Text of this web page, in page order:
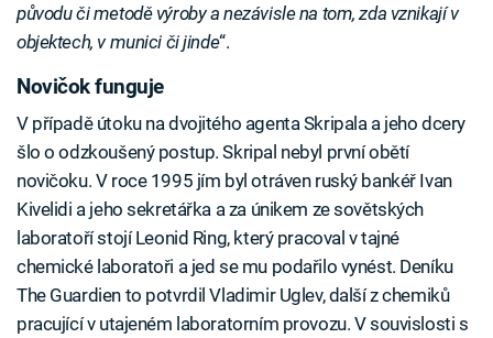
původu či metodě výroby a nezávisle na tom, zda vznikají v
objektech, v munici či jinde“.
Novičok funguje
V případě útoku na dvojitého agenta Skripala a jeho dcery
šlo o odzkoušený postup. Skripal nebyl první obětí
novičoku. V roce 1995 jím byl otráven ruský bankéř Ivan
Kivelidi a jeho sekretářka a za únikem ze sovětských
laboratoří stojí Leonid Ring, který pracoval v tajné
chemické laboratoři a jed se mu podařilo vynést. Deníku
The Guardien to potvrdil Vladimir Uglev, další z chemiků
pracující v utajeném laboratorním provozu. V souvislosti s